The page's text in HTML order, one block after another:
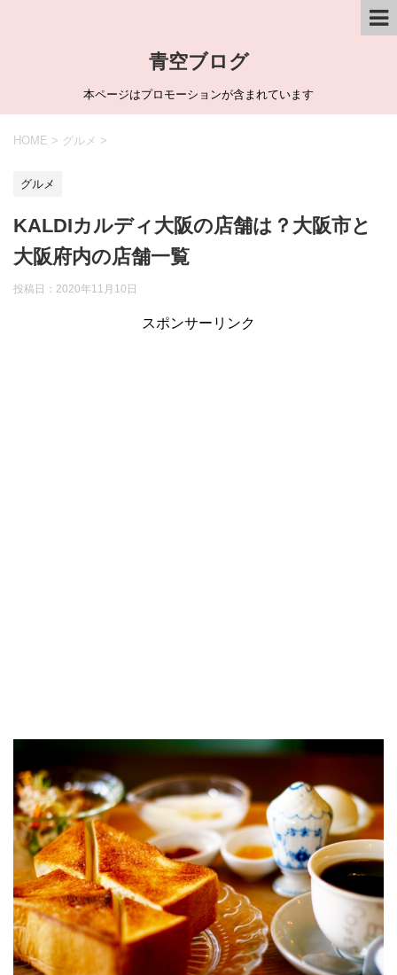
青空ブログ
本ページはプロモーションが含まれています
HOME > グルメ >
グルメ
KALDIカルディ大阪の店舗は？大阪市と
大阪府内の店舗一覧
投稿日： 2020年11月10日
スポンサーリンク